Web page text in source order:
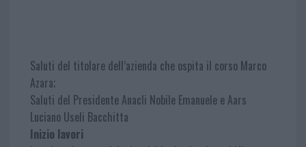
Saluti del titolare dell’azienda che ospita il corso Marco
Azara;
Saluti del Presidente Anacli Nobile Emanuele e Aars
Luciano Useli Bacchitta
Inizio lavori